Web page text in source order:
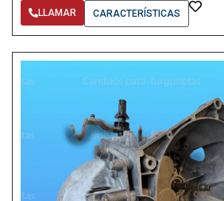
LLAMAR CARACTERÍSTICAS